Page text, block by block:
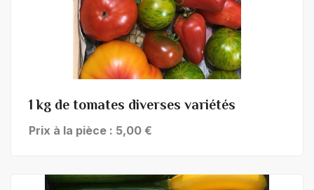
1 kg de tomates diverses variétés
Prix à la pièce : 5,00 €
+ de détails